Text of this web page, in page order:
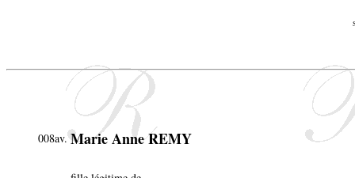
008av. Marie Anne REMY